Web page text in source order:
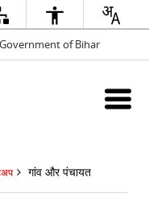
Government of Bihar
गांव और पंचायत